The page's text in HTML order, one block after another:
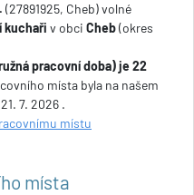
(27891925, Cheb) volné
kuchaři v obci Cheb(okres
pracovní doba) je 22
místa byla na našem
7. 2026 .
místu
místa